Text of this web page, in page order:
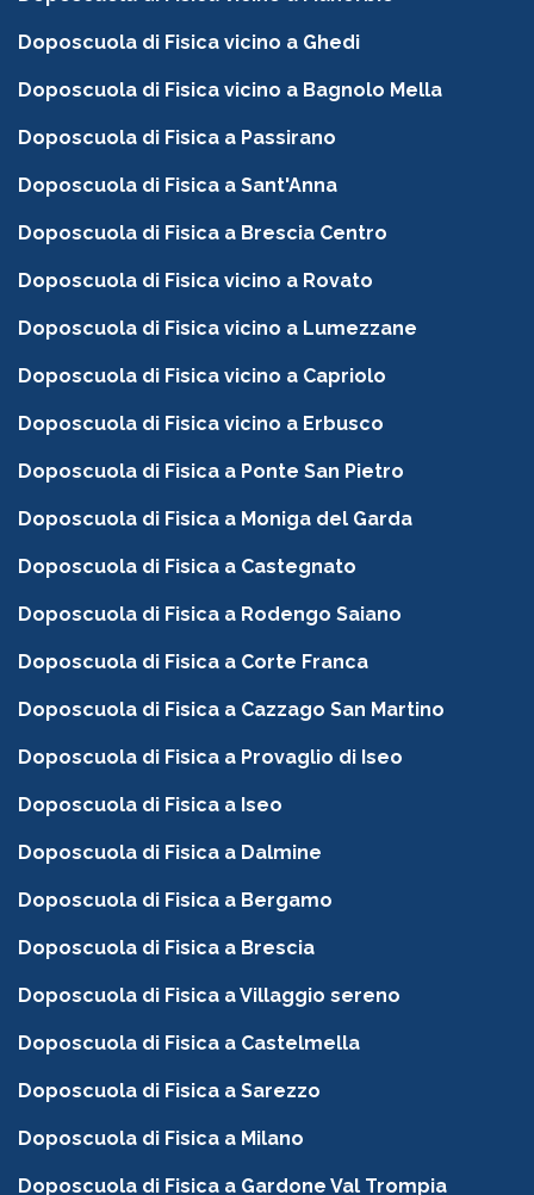
Doposcuola di Fisica vicino a Ghedi
Doposcuola di Fisica vicino a Bagnolo Mella
Doposcuola di Fisica a Passirano
Doposcuola di Fisica a Sant'Anna
Doposcuola di Fisica a Brescia Centro
Doposcuola di Fisica vicino a Rovato
Doposcuola di Fisica vicino a Lumezzane
Doposcuola di Fisica vicino a Capriolo
Doposcuola di Fisica vicino a Erbusco
Doposcuola di Fisica a Ponte San Pietro
Doposcuola di Fisica a Moniga del Garda
Doposcuola di Fisica a Castegnato
Doposcuola di Fisica a Rodengo Saiano
Doposcuola di Fisica a Corte Franca
Doposcuola di Fisica a Cazzago San Martino
Doposcuola di Fisica a Provaglio di Iseo
Doposcuola di Fisica a Iseo
Doposcuola di Fisica a Dalmine
Doposcuola di Fisica a Bergamo
Doposcuola di Fisica a Brescia
Doposcuola di Fisica a Villaggio sereno
Doposcuola di Fisica a Castelmella
Doposcuola di Fisica a Sarezzo
Doposcuola di Fisica a Milano
Doposcuola di Fisica a Gardone Val Trompia